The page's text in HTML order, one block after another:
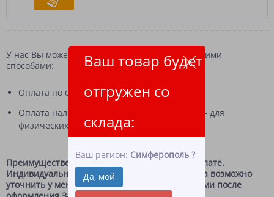
Ваш товар будет
отгружен со
склада:
Ваш регион: Симферополь ?
Да, мой
У нас Вы можете оплатить Ваш заказ следующими
способами:
Оплата по счёту - для юридических лиц;
Оплата наличными при получении товара - для
физических лиц.
Преимущественная схема работы - по предоплате.
Индивидуальные условия по отсрочке платежа возможно
уточнить у менеджера, который свяжется с Вами после